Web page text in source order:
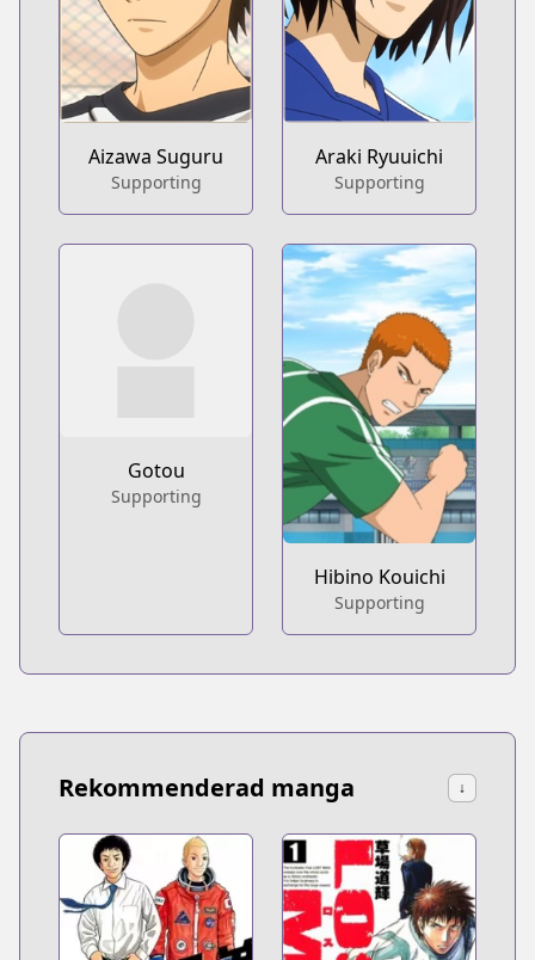
Aizawa Suguru
Supporting
Araki Ryuuichi
Supporting
Gotou
Supporting
Hibino Kouichi
Supporting
Rekommenderad manga ↓